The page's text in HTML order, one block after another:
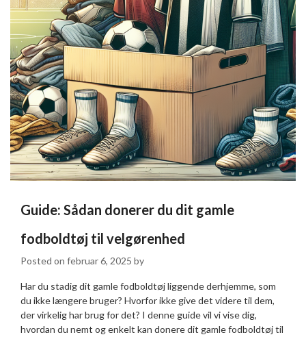
Guide: Sådan donerer du dit gamle
fodboldtøj til velgørenhed
Posted on februar 6, 2025 by
Har du stadig dit gamle fodboldtøj liggende derhjemme, som
du ikke længere bruger? Hvorfor ikke give det videre til dem,
der virkelig har brug for det? I denne guide vil vi vise dig,
hvordan du nemt og enkelt kan donere dit gamle fodboldtøj til